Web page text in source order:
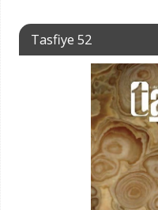
Tasfiye 52